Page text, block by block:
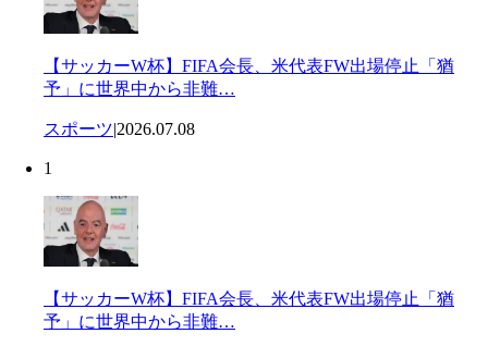
【サッカーW杯】FIFA会長、米代表FW出場停止「猶
予」に世界中から非難…
スポーツ|2026.07.08
1
【サッカーW杯】FIFA会長、米代表FW出場停止「猶
予」に世界中から非難…